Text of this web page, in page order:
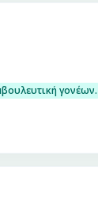
εφήβων. γονέων.